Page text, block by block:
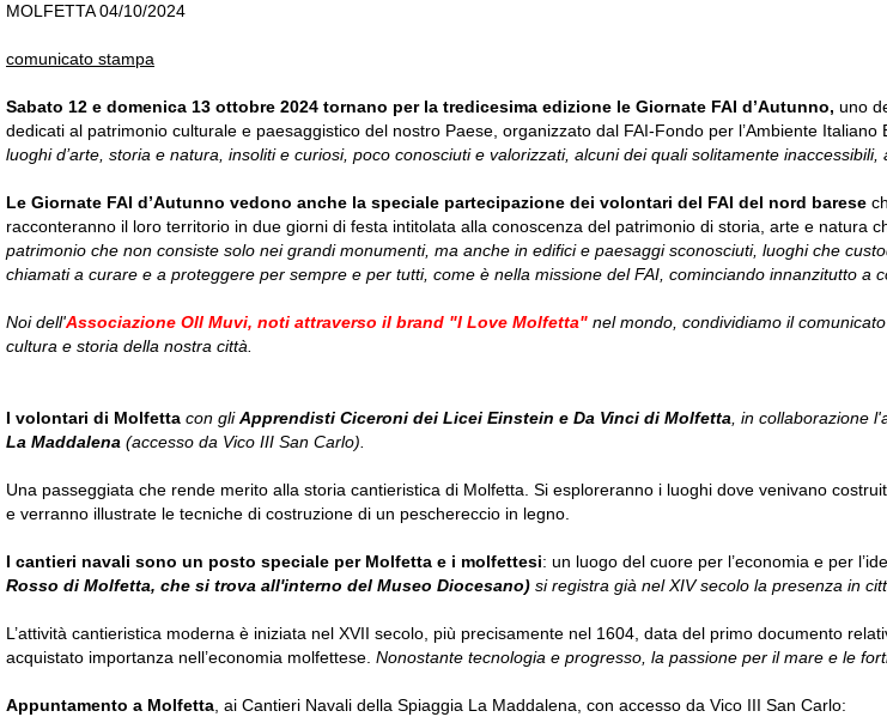
MOLFETTA 04/10/2024
comunicato stampa
Sabato 12 e domenica 13 ottobre 2024 tornano per la tredicesima edizione le Giornate FAI d’Autunno, uno
dedicati al patrimonio culturale e paesaggistico del nostro Paese, organizzato dal FAI-Fondo per l’Ambiente Italiano
luoghi d’arte, storia e natura, insoliti e curiosi, poco conosciuti e valorizzati, alcuni dei quali solitamente inaccessibili,
Le Giornate FAI d’Autunno vedono anche la speciale partecipazione dei volontari del FAI del nord barese
racconteranno il loro territorio in due giorni di festa intitolata alla conoscenza del patrimonio di storia, arte e natura
patrimonio che non consiste solo nei grandi monumenti, ma anche in edifici e paesaggi sconosciuti, luoghi che
chiamati a curare e a proteggere per sempre e per tutti, come è nella missione del FAI, cominciando innanzitutto a
Noi dell'Associazione Oll Muvi, noti attraverso il brand "I Love Molfetta" nel mondo, condividiamo il
cultura e storia della nostra città.
I volontari di Molfetta con gliApprendisti Ciceroni dei Licei Einstein e Da Vinci di Molfetta , in collaborazione
La Maddalena (accesso da Vico III San Carlo).
Una passeggiata che rende merito alla storia cantieristica di Molfetta. Si esploreranno i luoghi dove venivano
e verranno illustrate le tecniche di costruzione di un peschereccio in legno.
I cantieri navali sono un posto speciale per Molfetta e i molfettesi: un luogo del cuore per l’economia e per
Rosso di Molfetta, che si trova all'interno del Museo Diocesano) si registra già nel XIV secolo la presenza in
L’attività cantieristica moderna è iniziata nel XVII secolo, più precisamente nel 1604, data del primo documento
acquistato importanza nell’economia molfettese. Nonostante tecnologia e progresso, la passione per il mare e le
Appuntamento a Molfetta , ai Cantieri Navali della Spiaggia La Maddalena, con accesso da Vico III San Carlo: